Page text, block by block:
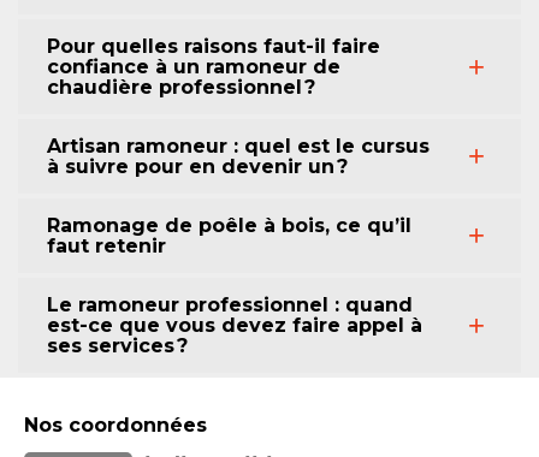
Pour quelles raisons faut-il faire
confiance à un ramoneur de
chaudière professionnel ?
Artisan ramoneur : quel est le cursus
à suivre pour en devenir un ?
Ramonage de poêle à bois, ce qu’il
faut retenir
Le ramoneur professionnel : quand
est-ce que vous devez faire appel à
ses services ?
Nos coordonnées